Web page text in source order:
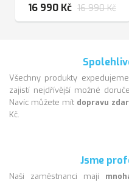
16 990 Kč 16 990 Kč
Všechny produkty expedujeme
zajistí nejdřívější možné
Navíc můžete mít dopravu
Kč.
Jsme
Naši zaměstnanci mají